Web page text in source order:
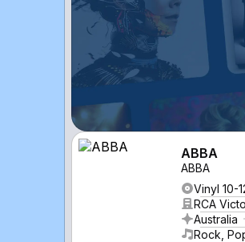
ABBA
ABBA
Vinyl 10-
RCA
Australia
Rock,